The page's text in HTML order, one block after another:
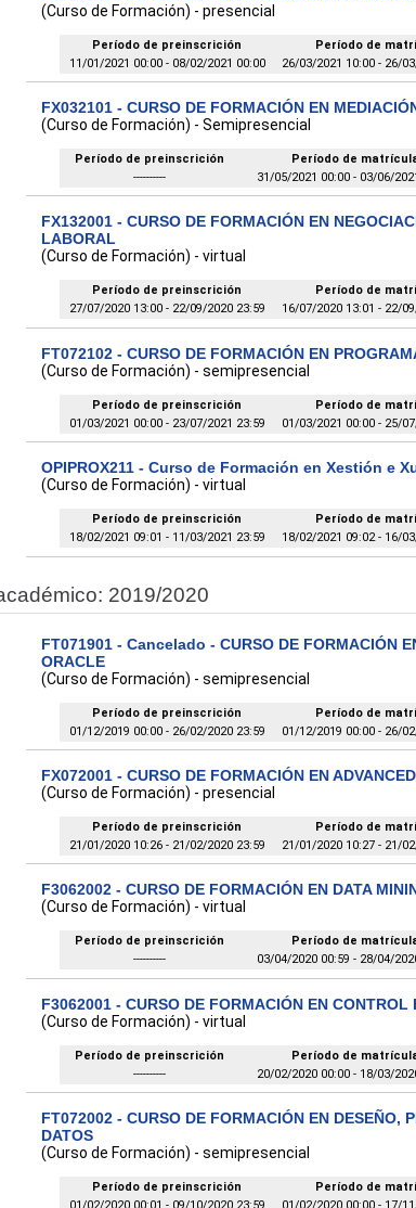
(Curso de Formación) - presencial
Período de preinscrición Período de
11/01/2021 00:00 - 08/02/2021 00:00
26/03/2021 10:00 - 26/
FX032101 - CURSO DE FORMACIÓN EN
(Curso de Formación) - Semipresencial
Período de preinscrición Período de
----------
31/05/2021 00:00 - 03/06/
FX132001 - CURSO DE FORMACIÓN EN
LABORAL
(Curso de Formación) - virtual
Período de preinscrición Período de
27/07/2020 13:00 - 22/09/2020 23:59
16/07/2020 13:01 - 22/
FT072102 - CURSO DE FORMACIÓN EN
(Curso de Formación) - semipresencial
Período de preinscrición Período de
01/03/2021 00:00 - 23/07/2021 23:59
01/03/2021 00:00 - 25/
OPIPROX211 - Curso de Formación en Xestión e
(Curso de Formación) - virtual
Período de preinscrición Período de
18/02/2021 09:01 - 11/03/2021 23:59
18/02/2021 09:02 - 16/
2019/2020
FT071901 - Cancelado - CURSO DE FORMACIÓN
ORACLE
(Curso de Formación) - semipresencial
Período de preinscrición Período de
01/12/2019 00:00 - 26/02/2020 23:59
01/12/2019 00:00 - 26/
FX072001 - CURSO DE FORMACIÓN EN
(Curso de Formación) - presencial
Período de preinscrición Período de
21/01/2020 10:26 - 21/02/2020 23:59
21/01/2020 10:27 - 21/
F3062002 - CURSO DE FORMACIÓN EN DATA
(Curso de Formación) - virtual
Período de preinscrición Período de
----------
03/04/2020 00:59 - 28/04/
F3062001 - CURSO DE FORMACIÓN EN
(Curso de Formación) - virtual
Período de preinscrición Período de
----------
20/02/2020 00:00 - 18/03/
FT072002 - CURSO DE FORMACIÓN EN DESEÑO,
DATOS
(Curso de Formación) - semipresencial
Período de preinscrición Período de